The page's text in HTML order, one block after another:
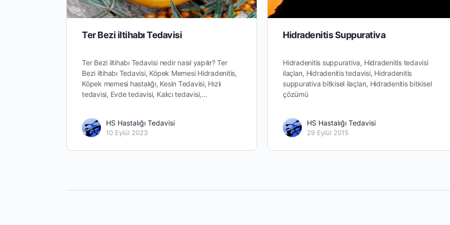
Ter Bezi iltihabı Tedavisi
Ter Bezi iltihabı Tedavisi nedir nasıl yapılır? Ter
Bezi iltihabı Tedavisi, Köpek Memesi Hidradenitis,
Köpek memesi hastalığı, Kesin Tedavisi, Hızlı
tedavisi, Evde tedavisi, Kalıcı tedavisi,…
HS Hastalığı Tedavisi
10 Eylül 2023
Hidradenitis Suppurativa
Hidradenitis suppurativa, Hidradenitis tedavisi
ilaçları, Hidradenitis tedavisi, Hidradenitis
suppurativa bitkisel ilaçları, Hidradenitis bitkisel
çözümü
HS Hastalığı Tedavisi
29 Eylül 2015